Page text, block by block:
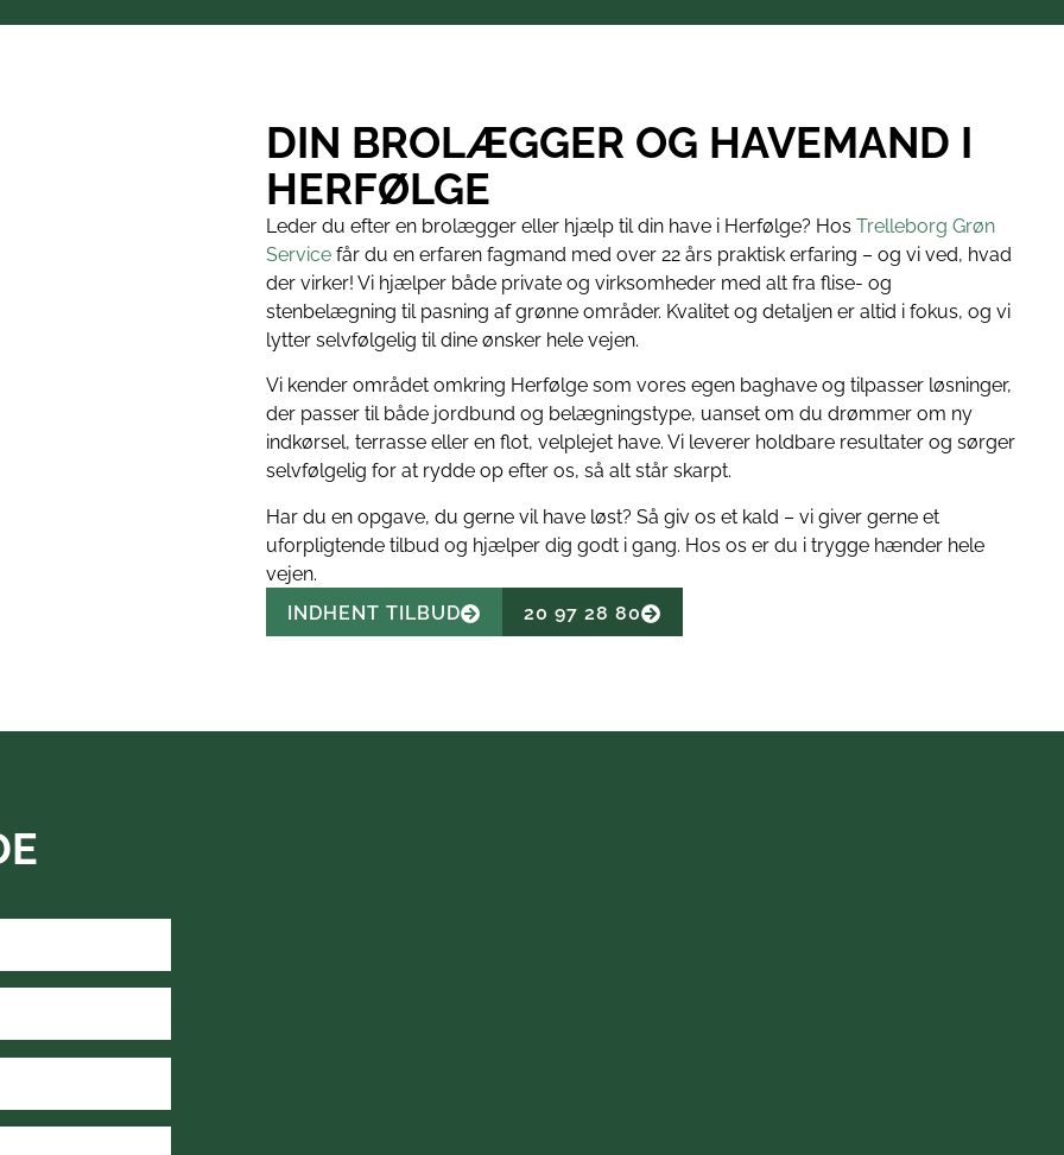
DIN BROLÆGGER OG HAVEMAND I
HERFØLGE
Leder du efter en brolægger eller hjælp til din have i Herfølge? Hos Trelleborg Grøn
Service får du en erfaren fagmand med over 22 års praktisk erfaring – og vi ved, hvad
der virker! Vi hjælper både private og virksomheder med alt fra flise- og
stenbelægning til pasning af grønne områder. Kvalitet og detaljen er altid i fokus, og vi
lytter selvfølgelig til dine ønsker hele vejen.
Vi kender området omkring Herfølge som vores egen baghave og tilpasser løsninger,
der passer til både jordbund og belægningstype, uanset om du drømmer om ny
indkørsel, terrasse eller en flot, velplejet have. Vi leverer holdbare resultater og sørger
selvfølgelig for at rydde op efter os, så alt står skarpt.
Har du en opgave, du gerne vil have løst? Så giv os et kald – vi giver gerne et
uforpligtende tilbud og hjælper dig godt i gang. Hos os er du i trygge hænder hele
vejen.
INDHENT TILBUD
20 97 28 80